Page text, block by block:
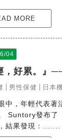
MORE
04
，好累。』
男性保健 日本
中，年輕代表著
Suntory發布了
結果發現：.......